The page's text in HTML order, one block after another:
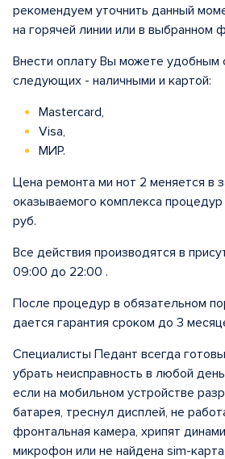
рекомендуем уточнить данный
на горячей линии или в выбранном
Внести оплату Вы можете удобным
следующих - наличными и картой:
Mastercard,
Visa,
МИР.
Цена ремонта ми нот 2 меняется в
оказываемого комплекса
руб.
Все действия производятся в
09:00 до 22:00 .
После процедур в обязательном
дается гарантия сроком до 3
Специалисты Педант всегда
убрать неисправность в любой
если на мобильном устройстве
батарея, треснул дисплей, не
фронтальная камера, хрипят
микрофон или не найдена sim-